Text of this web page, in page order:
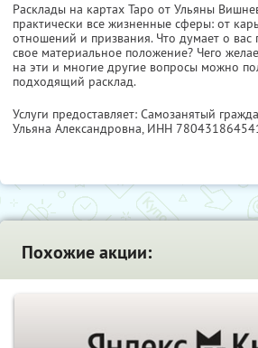
Расклады на картах Таро от Ульяны
практически все жизненные сферы: от
отношений и призвания. Что думает о вас
свое материальное положение? Чего
на эти и многие другие вопросы можно
подходящий расклад.
Услуги предоставляет: Самозанятый
Ульяна Александровна, ИНН
Похожие акции: